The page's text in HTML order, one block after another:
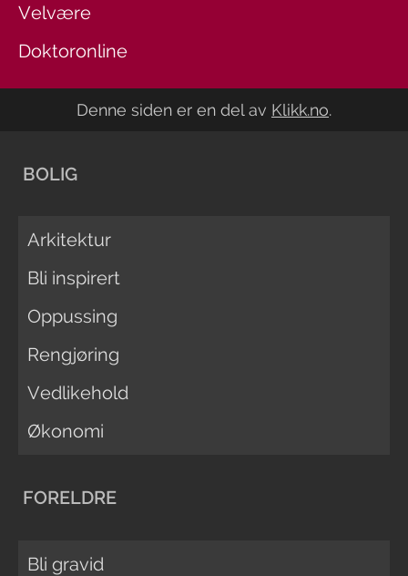
Velvære
Doktoronline
Denne siden er en del av Klikk.no.
BOLIG
Arkitektur
Bli inspirert
Oppussing
Rengjøring
Vedlikehold
Økonomi
FORELDRE
Bli gravid